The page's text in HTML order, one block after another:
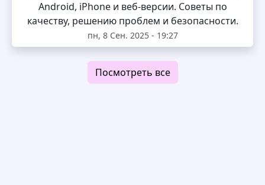
Android, iPhone и веб-версии. Советы по
качеству, решению проблем и безопасности.
пн, 8 Сен. 2025 - 19:27
Посмотреть все